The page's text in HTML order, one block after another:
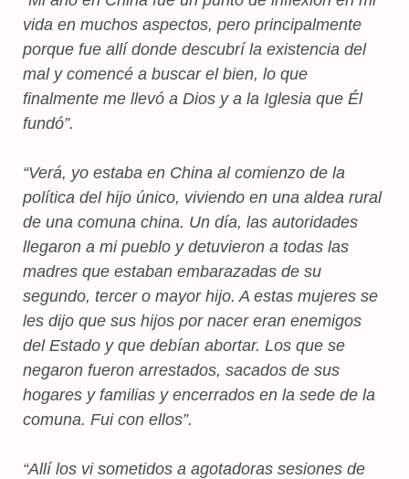
vida en muchos aspectos, pero principalmente
porque fue allí donde descubrí la existencia del
mal y comencé a buscar el bien, lo que
finalmente me llevó a Dios y a la Iglesia que Él
fundó”.
“Verá, yo estaba en China al comienzo de la
política del hijo único, viviendo en una aldea rural
de una comuna china. Un día, las autoridades
llegaron a mi pueblo y detuvieron a todas las
madres que estaban embarazadas de su
segundo, tercer o mayor hijo. A estas mujeres se
les dijo que sus hijos por nacer eran enemigos
del Estado y que debían abortar. Los que se
negaron fueron arrestados, sacados de sus
hogares y familias y encerrados en la sede de la
comuna. Fui con ellos”.
“Allí los vi sometidos a agotadoras sesiones de